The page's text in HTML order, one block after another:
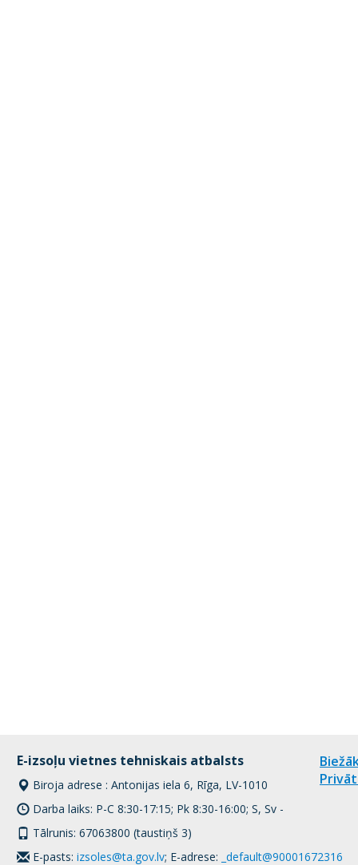
E-izsoļu vietnes tehniskais atbalsts
Biroja adrese : Antonijas iela 6, Rīga, LV-1010
Darba laiks: P-C 8:30-17:15; Pk 8:30-16:00; S, Sv -
Tālrunis: 67063800 (taustiņš 3)
E-pasts: izsoles@ta.gov.lv; E-adrese: _default@90001672316